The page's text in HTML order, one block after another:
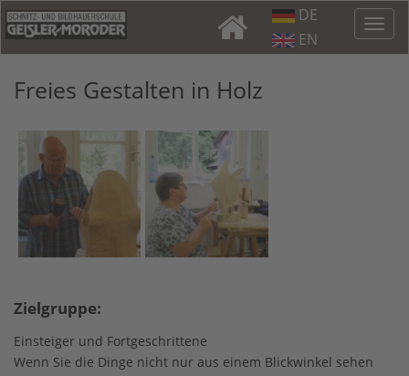
DE
EN
Freies Gestalten in Holz
Zielgruppe:
Einsteiger und Fortgeschrittene
Wenn Sie die Dinge nicht nur aus einem Blickwinkel sehen